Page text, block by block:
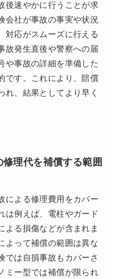
後速やかに行うことが求
会社が事故の事実や状況
対応がスムーズに行える
故発生直後や警察への届
や事故の詳細を準備した
です。これにより、賠償
れ、結果としてより早く
理代を補償する範囲
による修理費用をカバー
は例えば、電柱やガード
よる損傷などが含まれま
よって補償の範囲は異な
では自損事故もカバーさ
ミー型では補償が限られ